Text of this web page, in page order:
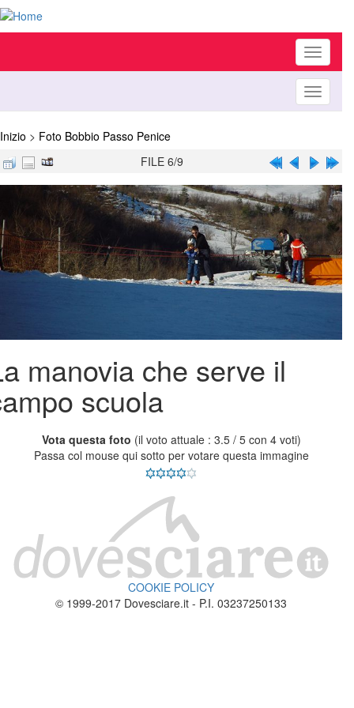
Toggle
Toggle
Inizio > Foto Bobbio Passo Penice
FILE 6/9
manovia che serve il
scuola
Vota questa foto (il voto attuale : 3.5 / 5 con 4 voti)
Passa col mouse qui sotto per votare questa immagine
COOKIE POLICY
© 1999-2017 Dovesciare.it - P.I. 03237250133